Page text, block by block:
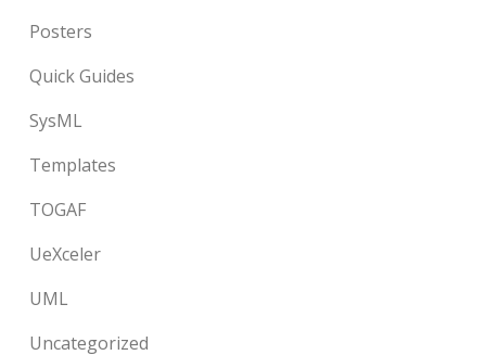
Posters
Quick Guides
SysML
Templates
TOGAF
UeXceler
UML
Uncategorized